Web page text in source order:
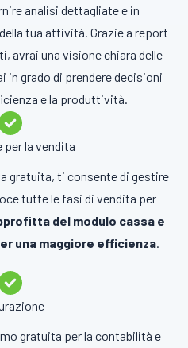
analisi dettagliate e in
tua attività. Grazie a report
avrai una visione chiara delle
in grado di prendere decisioni
e la produttività.
per la vendita
gratuita, ti consente di gestire
tutte le fasi di vendita per
del modulo cassa e
una maggiore efficienza.
gratuita per la contabilità e